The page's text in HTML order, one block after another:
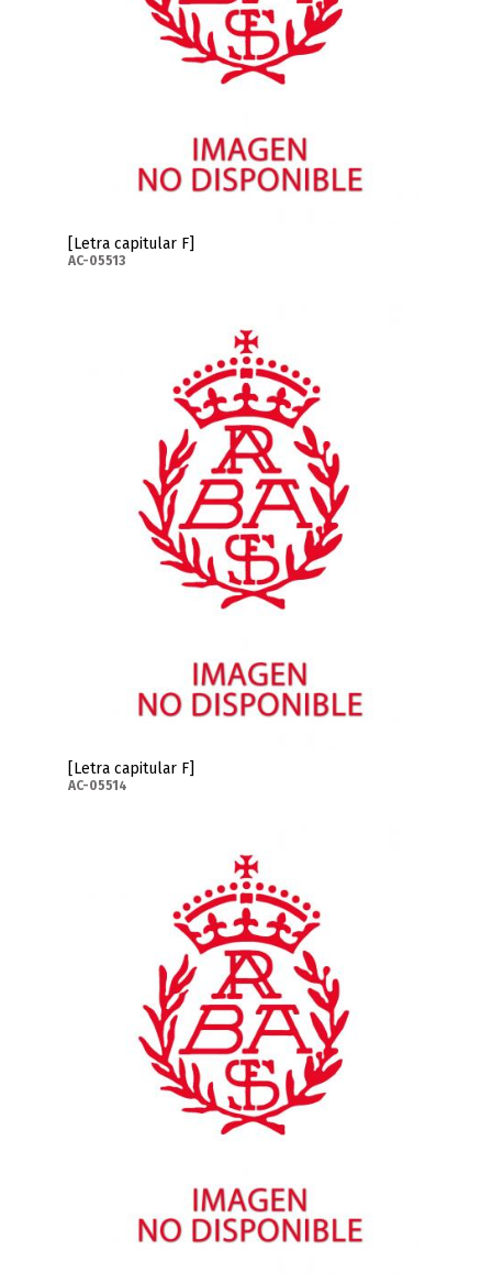
[Letra capitular F]
AC-05513
[Letra capitular F]
AC-05514